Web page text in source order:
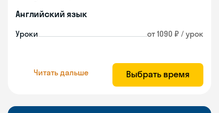
Английский язык
Уроки от 1090 ₽ / урок
Читать дальше Выбрать время